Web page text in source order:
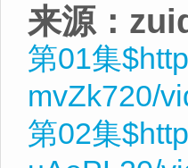
来源：
第01集
mvZk720/
第02集